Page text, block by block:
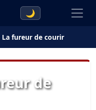
🌙
La fureur de courir
de